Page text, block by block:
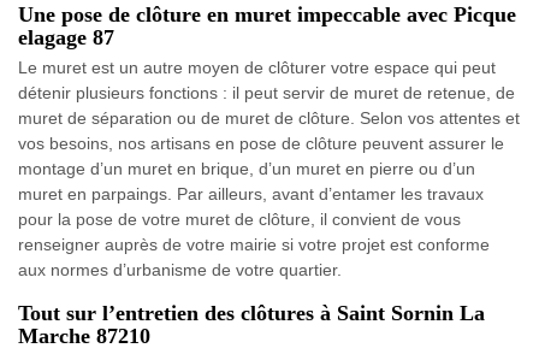
Une pose de clôture en muret impeccable avec Picque
elagage 87
Le muret est un autre moyen de clôturer votre espace qui peut
détenir plusieurs fonctions : il peut servir de muret de retenue, de
muret de séparation ou de muret de clôture. Selon vos attentes et
vos besoins, nos artisans en pose de clôture peuvent assurer le
montage d’un muret en brique, d’un muret en pierre ou d’un
muret en parpaings. Par ailleurs, avant d’entamer les travaux
pour la pose de votre muret de clôture, il convient de vous
renseigner auprès de votre mairie si votre projet est conforme
aux normes d’urbanisme de votre quartier.
Tout sur l’entretien des clôtures à Saint Sornin La
Marche 87210